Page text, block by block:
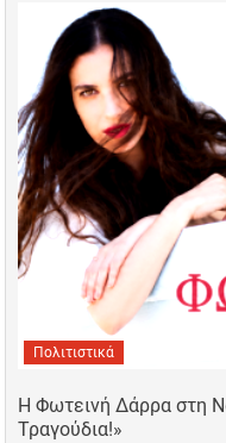
Πολιτιστικά
Η Φωτεινή Δάρρα στη
Τραγούδια!»